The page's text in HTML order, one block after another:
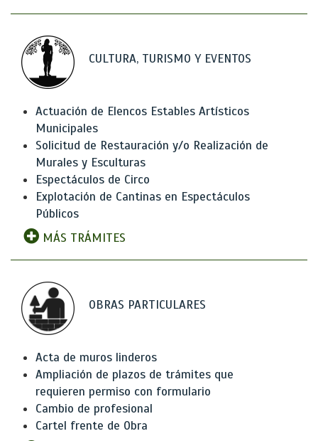
CULTURA, TURISMO Y EVENTOS
Actuación de Elencos Estables Artísticos
Municipales
Solicitud de Restauración y/o Realización de
Murales y Esculturas
Espectáculos de Circo
Explotación de Cantinas en Espectáculos
Públicos
MÁS TRÁMITES
OBRAS PARTICULARES
Acta de muros linderos
Ampliación de plazos de trámites que
requieren permiso con formulario
Cambio de profesional
Cartel frente de Obra